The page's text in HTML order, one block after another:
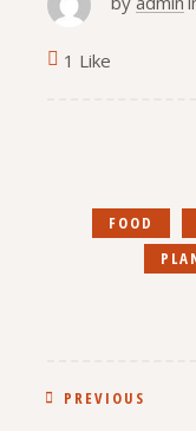
1 Like
FOOD
PREVIOUS